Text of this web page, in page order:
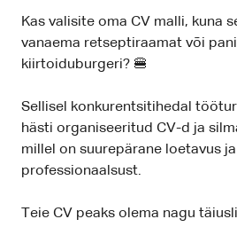
Kas valisite oma CV malli, kuna
vanaema retseptiraamat või
kiirtoiduburgeri? 🍔
Sellisel konkurentsitihedal
hästi organiseeritud CV-d ja
millel on suurepärane loetavus
professionaalsust.
Teie CV peaks olema nagu